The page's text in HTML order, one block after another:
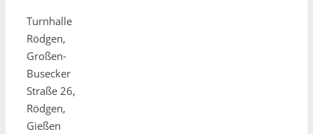
Turnhalle
Rödgen,
Großen-
Busecker
Straße 26,
Rödgen,
Gießen